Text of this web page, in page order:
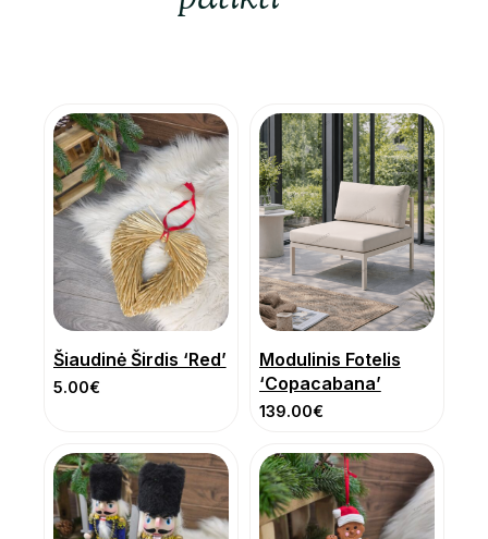
Šiaudinė Širdis ‘Red’
5.00€
Modulinis Fotelis
‘Copacabana’
139.00€